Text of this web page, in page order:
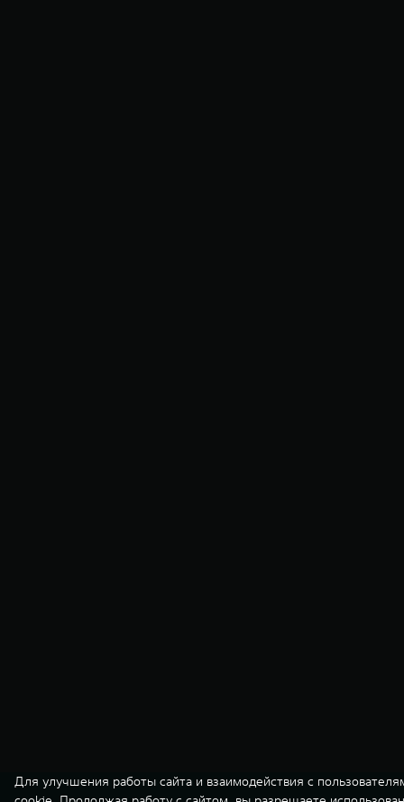
Для улучшения работы сайта и взаимодействия с